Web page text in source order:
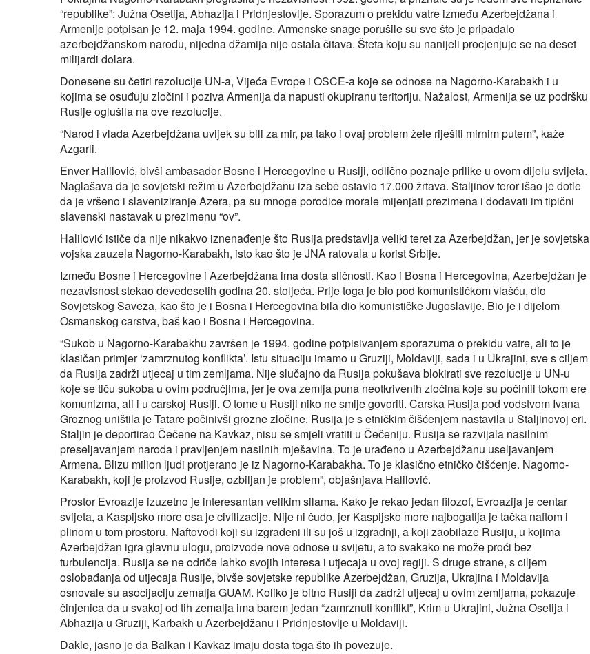
“republike”: Južna Osetija, Abhazija i Pridnjestovlje. Sporazum o prekidu vatre između Azerbejdžana i
Armenije potpisan je 12. maja 1994. godine. Armenske snage porušile su sve što je pripadalo
azerbejdžanskom narodu, nijedna džamija nije ostala čitava. Šteta koju su nanijeli procjenjuje se na deset
milijardi dolara.
Donesene su četiri rezolucije UN-a, Vijeća Evrope i OSCE-a koje se odnose na Nagorno‑Karabakh i u
kojima se osuđuju zločini i poziva Armenija da napusti okupiranu teritoriju. Nažalost, Armenija se uz podršku
Rusije oglušila na ove rezolucije.
“Narod i vlada Azerbejdžana uvijek su bili za mir, pa tako i ovaj problem žele riješiti mirnim putem”, kaže
Azgarli.
Enver Halilović, bivši ambasador Bosne i Hercegovine u Rusiji, odlično poznaje prilike u ovom dijelu svijeta.
Naglašava da je sovjetski režim u Azerbejdžanu iza sebe ostavio 17.000 žrtava. Staljinov teror išao je dotle
da je vršeno i slaveniziranje Azera, pa su mnoge porodice morale mijenjati prezimena i dodavati im tipični
slavenski nastavak u prezimenu “ov”.
Halilović ističe da nije nikakvo iznenađenje što Rusija predstavlja veliki teret za Azerbejdžan, jer je sovjetska
vojska zauzela Nagorno-Karabakh, isto kao što je JNA ratovala u korist Srbije.
Između Bosne i Hercegovine i Azerbejdžana ima dosta sličnosti. Kao i Bosna i Hercegovina, Azerbejdžan je
nezavisnost stekao devedesetih godina 20. stoljeća. Prije toga je bio pod komunističkom vlašću, dio
Sovjetskog Saveza, kao što je i Bosna i Hercegovina bila dio komunističke Jugoslavije. Bio je i dijelom
Osmanskog carstva, baš kao i Bosna i Hercegovina.
“Sukob u Nagorno-Karabakhu završen je 1994. godine potpisivanjem sporazuma o prekidu vatre, ali to je
klasičan primjer ‘zamrznutog konflikta’. Istu situaciju imamo u Gruziji, Moldaviji, sada i u Ukrajini, sve s ciljem
da Rusija zadrži utjecaj u tim zemljama. Nije slučajno da Rusija pokušava blokirati sve rezolucije u UN-u
koje se tiču sukoba u ovim područjima, jer je ova zemlja puna neotkrivenih zločina koje su počinili tokom ere
komunizma, ali i u carskoj Rusiji. O tome u Rusiji niko ne smije govoriti. Carska Rusija pod vodstvom Ivana
Groznog uništila je Tatare počinivši grozne zločine. Rusija je s etničkim čišćenjem nastavila u Staljinovoj eri.
Staljin je deportirao Čečene na Kavkaz, nisu se smjeli vratiti u Čečeniju. Rusija se razvijala nasilnim
preseljavanjem naroda i pravljenjem nasilnih mješavina. To je urađeno u Azerbejdžanu useljavanjem
Armena. Blizu milion ljudi protjerano je iz Nagorno-Karabakha. To je klasično etničko čišćenje. Nagorno-
Karabakh, koji je proizvod Rusije, ozbiljan je problem”, objašnjava Halilović.
Prostor Evroazije izuzetno je interesantan velikim silama. Kako je rekao jedan filozof, Evroazija je centar
svijeta, a Kaspijsko more osa je civilizacije. Nije ni čudo, jer Kaspijsko more najbogatija je tačka naftom i
plinom u tom prostoru. Naftovodi koji su izgrađeni ili su još u izgradnji, a koji zaobilaze Rusiju, u kojima
Azerbejdžan igra glavnu ulogu, proizvode nove odnose u svijetu, a to svakako ne može proći bez
turbulencija. Rusija se ne odriče lahko svojih interesa i utjecaja u ovoj regiji. S druge strane, s ciljem
oslobađanja od utjecaja Rusije, bivše sovjetske republike Azerbejdžan, Gruzija, Ukrajina i Moldavija
osnovale su asocijaciju zemalja GUAM. Koliko je bitno Rusiji da zadrži utjecaj u ovim zemljama, pokazuje
činjenica da u svakoj od tih zemalja ima barem jedan “zamrznuti konflikt”, Krim u Ukrajini, Južna Osetija i
Abhazija u Gruziji, Karbakh u Azerbejdžanu i Pridnjestovlje u Moldaviji.
Dakle, jasno je da Balkan i Kavkaz imaju dosta toga što ih povezuje.